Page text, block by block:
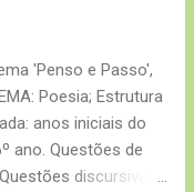
'Penso e Passo',
Poesia; Estrutura
anos iniciais do
ano. Questões de
discursivas: